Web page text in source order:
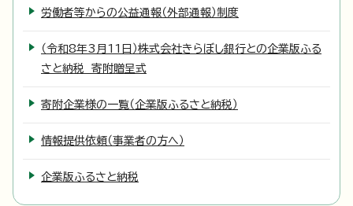
労働者等からの公益通報（外部通報）制度
（令和8年3月11日）株式会社きらぼし銀行との企業版ふる
さと納税 寄附贈呈式
寄附企業様の一覧（企業版ふるさと納税）
情報提供依頼（事業者の方へ）
企業版ふるさと納税